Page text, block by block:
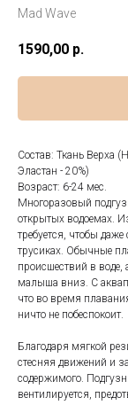
Mad Wave
1590,00 р.
Состав: Ткань Верха
Эластан - 20%)
Возраст: 6-24 мес.
Многоразовый
открытых водоемах.
требуется, чтобы
трусиках. Обычные
происшествий в воде,
малыша вниз. С
что во время
ничто не побеспокоит.
Благодаря мягкой
стесняя движений и
содержимого.
вентилируется,